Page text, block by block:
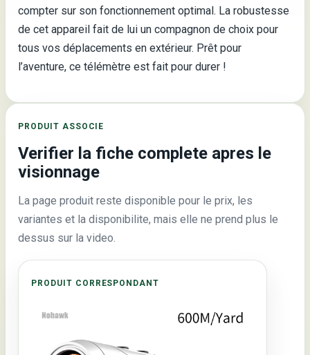
compter sur son fonctionnement optimal. La robustesse
de cet appareil fait de lui un compagnon de choix pour
tous vos déplacements en extérieur. Prêt pour
l’aventure, ce télémètre est fait pour durer !
PRODUIT ASSOCIE
Verifier la fiche complete apres le
visionnage
La page produit reste disponible pour le prix, les
variantes et la disponibilite, mais elle ne prend plus le
dessus sur la video.
PRODUIT CORRESPONDANT